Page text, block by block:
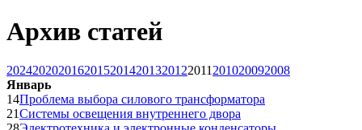
Архив статей
20242020201620152014201320122011201020092008
Январь
14Проблема выбора силового трансформатора
21Системы освещения внутреннего двора